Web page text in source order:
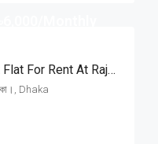
900 Sq Ft 2-Bedroom 1-Unit Flat For Rent At Rajason Deltar Mor, Savar | সাভার রাজাশন ডেল্টার মোড়ে প্রিয়াঙ্কা ভিলায় ৬,০০০ টাকায় ৯০০ স্কয়ার ফিটের ১ ইউনিটের ফ্ল্যাট ভাড়া
Dhaka